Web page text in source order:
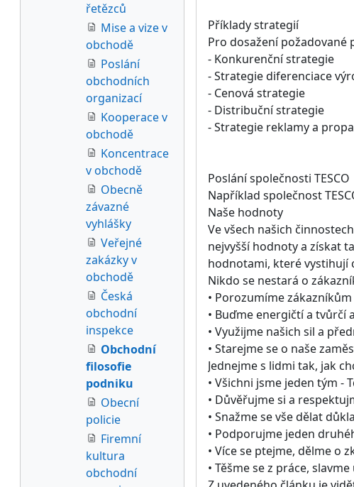
Příklady strategií
Pro dosažení
- Konkurenční strategie
- Strategie diferenciace
- Cenová strategie
- Distribuční strategie
- Strategie reklamy a
Poslání společnosti TESCO
Například společnost
Naše hodnoty
Ve všech našich
nejvyšší hodnoty a získat
hodnotami, které vystihují
Nikdo se nestará o
• Porozumíme
• Buďme energičtí a tvůrčí
• Využijme našich sil a
• Starejme se o naše
Jednejme s lidmi tak, jak
• Všichni jsme jeden tým -
• Důvěřujme si a
• Snažme se vše dělat
• Podporujme jeden
• Více se ptejme, dělme o
• Těšme se z práce,
řetězců
Mise a vize v
obchodě
Poslání
obchodních
organizací
Kooperace v
obchodě
Koncentrace
v obchodě
Obecně
závazné
vyhlášky
Veřejné
zakázky v
obchodě
Česká
obchodní
inspekce
Obchodní
filosofie
podniku
Obecní
policie
Firemní
kultura
obchodní